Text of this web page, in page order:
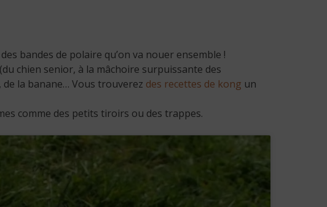
bandes de polaire qu’on va nouer ensemble !
chien senior, à la mâchoire surpuissante des
la banane… Vous trouverez des recettes de kong un
comme des petits tiroirs ou des trappes.